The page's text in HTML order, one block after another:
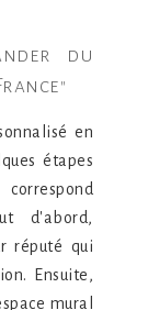
du
en
étapes
d'abord,
réputé qui
Ensuite,
mural